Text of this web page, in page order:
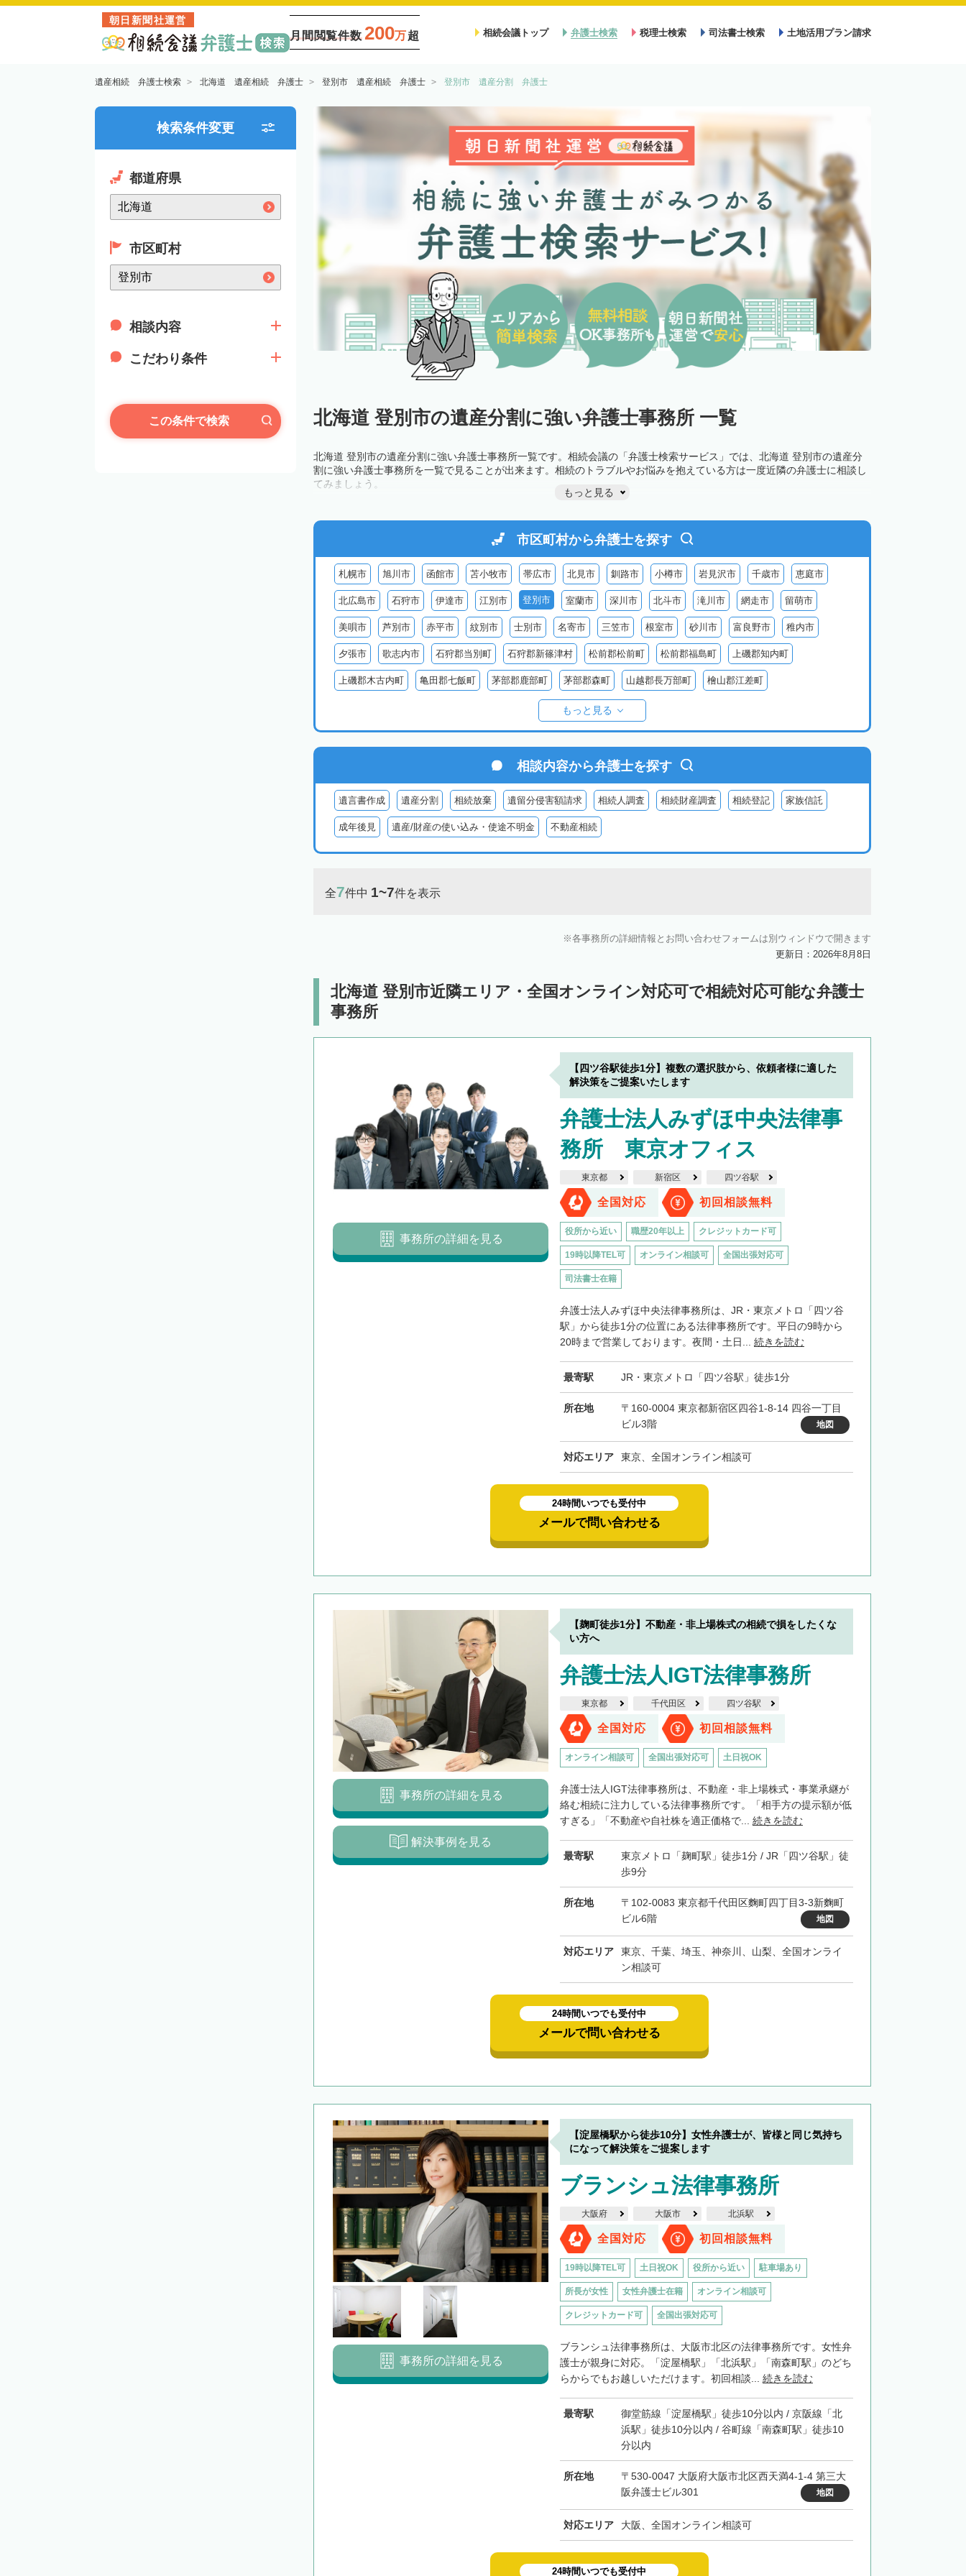
朝日新聞社運営
月間閲覧件数 200万超 相続会議トップ 弁護士検索 税理士検索 司法書士検索 土地活用プラン請求
遺産相続 弁護士検索 北海道 遺産相続 弁護士 登別市 遺産相続 弁護士 登別市 遺産分割 弁護士
検索条件変更
都道府県
市区町村
相談内容
こだわり条件
この条件で検索 北海道 登別市の遺産分割に強い弁護士事務所 一覧
北海道 登別市の遺産分割に強い弁護士事務所一覧です。相続会議の「弁護士検索サービス」では、北海道 登別市の遺産分
割に強い弁護士事務所を一覧で見ることが出来ます。相続のトラブルやお悩みを抱えている方は一度近隣の弁護士に相談し
てみましょう。
もっと見る
市区町村から弁護士を探す
札幌市 旭川市 函館市 苫小牧市 帯広市 北見市 釧路市 小樽市 岩見沢市 千歳市 恵庭市
北広島市 石狩市 伊達市 江別市 登別市 室蘭市 深川市 北斗市 滝川市 網走市 留萌市
美唄市 芦別市 赤平市 紋別市 士別市 名寄市 三笠市 根室市 砂川市 富良野市 稚内市
夕張市 歌志内市 石狩郡当別町 石狩郡新篠津村 松前郡松前町 松前郡福島町 上磯郡知内町
上磯郡木古内町 亀田郡七飯町 茅部郡鹿部町 茅部郡森町 山越郡長万部町 檜山郡江差町
奥尻郡奥尻町
島牧郡島牧村 寿都郡寿都町 寿都郡黒松内町 磯谷郡蘭越町 虻田郡ニセコ町 虻田郡倶知安町
虻田郡喜茂別町 虻田郡京極町 虻田郡豊浦町
岩内郡共和町 岩内郡岩内町 二海郡八雲町 古宇郡泊村 古宇郡神恵内村 古平郡古平町 積丹郡積丹町
余市郡仁木町 余市郡余市町 余市郡赤井川村 空知郡南幌町 空知郡奈井江町 空知郡上砂川町
空知郡上富良野町 空知郡中富良野町 空知郡南富良野町
雨竜郡北竜町 雨竜郡沼田町
上川郡下川町 上川郡新得町 上川郡清水町 中川郡本別町
雨竜郡幌加内町 増毛郡増毛町 留萌郡小平町 苫前郡苫前町 苫前郡羽幌町 苫前郡初山別村
利尻郡利尻町 利尻郡利尻富士町 網走郡美幌町
斜里郡清里町 斜里郡小清水町
常呂郡置戸町 常呂郡佐呂間町 紋別郡湧別町 紋別郡滝上町 紋別郡興部町
紋別郡西興部村 紋別郡雄武町 有珠郡壮瞥町 白老郡白老町 沙流郡日高町 沙流郡平取町 新冠郡新冠町
浦河郡浦河町 様似郡様似町 幌泉郡えりも町 日高郡新ひだか町 河東郡音更町 河東郡士幌町
河東郡上士幌町 河東郡鹿追町 河西郡芽室町 河西郡中札内村 河西郡更別村
十勝郡浦幌町 釧路郡釧路町
川上郡標茶町 川上郡弟子屈町 阿寒郡鶴居村 白糠郡白糠町 野付郡別海町 標津郡中標津町
標津郡標津町 目梨郡羅臼町
もっと見る
相談内容から弁護士を探す
遺言書作成 遺産分割 相続放棄 遺留分侵害額請求 相続人調査 相続財産調査 相続登記 家族信託
成年後見 遺産/財産の使い込み・使途不明金 不動産相続
全7件中 1~7件を表示
各事務所の詳細情報とお問い合わせフォームは別ウィンドウで開きます
更新日：2026年8月8日
北海道 登別市近隣エリア・全国オンライン対応可で相続対応可能な弁護士
事務所
【四ツ谷駅徒歩1分】複数の選択肢から、依頼者様に適した
解決策をご提案いたします
弁護士法人みずほ中央法律事
務所 東京オフィス
東京都 新宿区 四ツ谷駅
全国対応 初回相談無料
役所から近い 職歴20年以上 クレジットカード可
19時以降TEL可 オンライン相談可 全国出張対応可
司法書士在籍
弁護士法人みずほ中央法律事務所は、JR・東京メトロ「四ツ谷
駅」から徒歩1分の位置にある法律事務所です。平日の9時から
20時まで営業しております。夜間・土日... 続きを読む
最寄駅 JR・東京メトロ「四ツ谷駅」徒歩1分
所在地
〒160-0004 東京都新宿区四谷1-8-14 四谷一丁目
ビル3階
地図
対応エリア 東京、全国オンライン相談可
事務所の詳細を見る
24時間いつでも受付中
メールで問い合わせる
【麹町徒歩1分】不動産・非上場株式の相続で損をしたくな
い方へ
弁護士法人IGT法律事務所
東京都 千代田区 四ツ谷駅
全国対応 初回相談無料
オンライン相談可 全国出張対応可 土日祝OK
弁護士法人IGT法律事務所は、不動産・非上場株式・事業承継が
絡む相続に注力している法律事務所です。「相手方の提示額が低
すぎる」「不動産や自社株を適正価格で... 続きを読む
最寄駅
東京メトロ「麹町駅」徒歩1分 / JR「四ツ谷駅」徒
歩9分
所在地
〒102-0083 東京都千代田区麴町四丁目3-3新麴町
ビル6階
地図
対応エリア
東京、千葉、埼玉、神奈川、山梨、全国オンライ
ン相談可
事務所の詳細を見る
解決事例を見る
24時間いつでも受付中
メールで問い合わせる
【淀屋橋駅から徒歩10分】女性弁護士が、皆様と同じ気持ち
になって解決策をご提案します
ブランシュ法律事務所
大阪府 大阪市 北浜駅
全国対応 初回相談無料
19時以降TEL可 土日祝OK 役所から近い 駐車場あり
所長が女性 女性弁護士在籍 オンライン相談可
クレジットカード可 全国出張対応可
ブランシュ法律事務所は、大阪市北区の法律事務所です。女性弁
護士が親身に対応。「淀屋橋駅」「北浜駅」「南森町駅」のどち
らからでもお越しいただけます。初回相談... 続きを読む
最寄駅
御堂筋線「淀屋橋駅」徒歩10分以内 / 京阪線「北
浜駅」徒歩10分以内 / 谷町線「南森町駅」徒歩10
分以内
所在地
〒530-0047 大阪府大阪市北区西天満4-1-4 第三大
阪弁護士ビル301
地図
対応エリア 大阪、全国オンライン相談可
事務所の詳細を見る
24時間いつでも受付中